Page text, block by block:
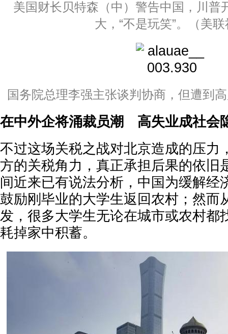
美国财长贝特森（中）警告中国，川普
大，“不是玩笑”。（美
国务院总理李强主张谈判协商，但遭到
在中外企将涌裁员潮 高失业成社会
不过这场关税之战对北京造成的压力
方的关税角力，真正承担后果的依旧
间近来已有说法分析，中国为缓解经
鼓励刚毕业的大学生返回农村；然而
发，很多大学生无论在城市或农村都
耗掉家中积蓄。